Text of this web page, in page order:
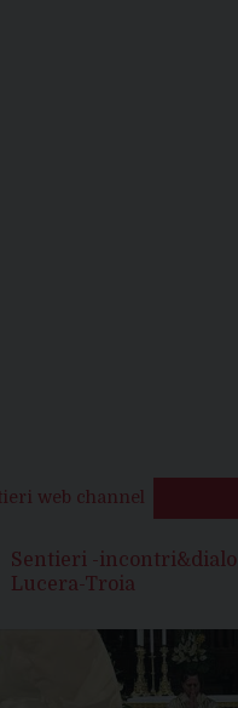
web channel
Sentieri -
Lucera-Troia